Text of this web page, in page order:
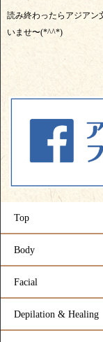
読み終わったらアジアン
いませ〜(*^^*)
Top
Body
Facial
Depilation & Healing